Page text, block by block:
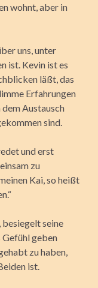
wohnt, aber in
uns, unter
ist. Kevin ist es
läßt, das
Erfahrungen
dem Austausch
sind.
und erst
zu
Kai, so heißt
besiegelt seine
Gefühl geben
zu haben,
ist.